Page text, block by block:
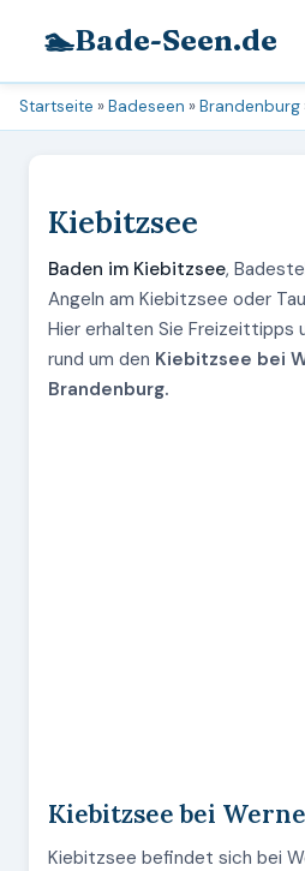
🏊Bade-Seen.de
Startseite »Badeseen »Brandenburg
Kiebitzsee
Baden im Kiebitzsee,
Angeln am Kiebitzsee oder
Hier erhalten Sie Freizeittipps
rund um den Kiebitzsee bei
Brandenburg.
Kiebitzsee bei
Kiebitzsee befindet sich bei